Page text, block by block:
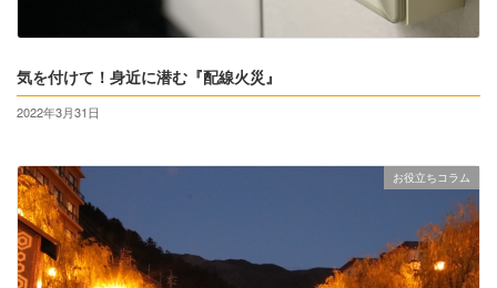
気を付けて！身近に潜む『配線火災』
2022年3月31日
お役立ちコラム